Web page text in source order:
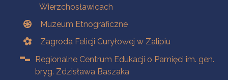
Wierzchosławicach
Muzeum Etnograficzne
Zagroda Felicji Curyłowej w Zalipiu
Regionalne Centrum Edukacji o Pamięci im. gen.
bryg. Zdzisława Baszaka